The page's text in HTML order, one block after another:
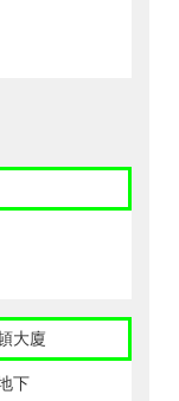
大廈
下